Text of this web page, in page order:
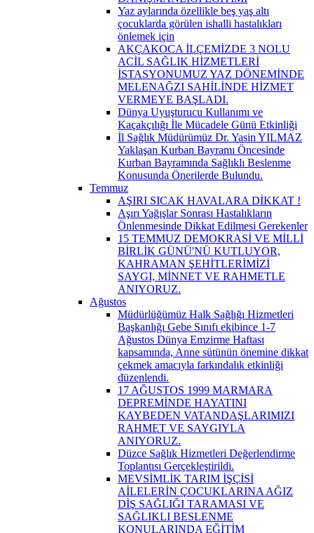
Yaz aylarında özellikle beş yaş altı
çocuklarda görülen ishalli hastalıkları
önlemek için
AKÇAKOCA İLÇEMİZDE 3 NOLU
ACİL SAĞLIK HİZMETLERİ
İSTASYONUMUZ YAZ DÖNEMİNDE
MELENAĞZI SAHİLİNDE HİZMET
VERMEYE BAŞLADI.
Dünya Uyuşturucu Kullanımı ve
Kaçakçılığı İle Mücadele Günü Etkinliği
İl Sağlık Müdürümüz Dr. Yasin YILMAZ
Yaklaşan Kurban Bayramı Öncesinde
Kurban Bayramında Sağlıklı Beslenme
Konusunda Önerilerde Bulundu.
Temmuz
AŞIRI SICAK HAVALARA DİKKAT !
Aşırı Yağışlar Sonrası Hastalıkların
Önlenmesinde Dikkat Edilmesi Gerekenler
15 TEMMUZ DEMOKRASİ VE MİLLİ
BİRLİK GÜNÜ'NÜ KUTLUYOR,
KAHRAMAN ŞEHİTLERİMİZİ
SAYGI, MİNNET VE RAHMETLE
ANIYORUZ.
Ağustos
Müdürlüğümüz Halk Sağlığı Hizmetleri
Başkanlığı Gebe Sınıfı ekibince 1-7
Ağustos Dünya Emzirme Haftası
kapsamında, Anne sütünün önemine dikkat
çekmek amacıyla farkındalık etkinliği
düzenlendi.
17 AĞUSTOS 1999 MARMARA
DEPREMİNDE HAYATINI
KAYBEDEN VATANDAŞLARIMIZI
RAHMET VE SAYGIYLA
ANIYORUZ.
Düzce Sağlık Hizmetleri Değerlendirme
Toplantısı Gerçekleştirildi.
MEVSİMLİK TARIM İŞÇİSİ
AİLELERİN ÇOCUKLARINA AĞIZ
DİŞ SAĞLIĞI TARAMASI VE
SAĞLIKLI BESLENME
KONULARINDA EĞİTİM